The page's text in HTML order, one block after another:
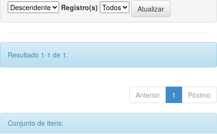
Registro(s)
Resultado 1-1 de 1.
Anterior 1 Póximo
Conjunto de itens: